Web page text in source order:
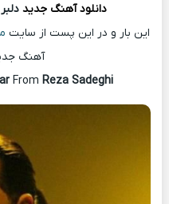
دانلود آهنگ جدید
این بار و در این پست از سایت
آهنگ
From Reza Sadeghi